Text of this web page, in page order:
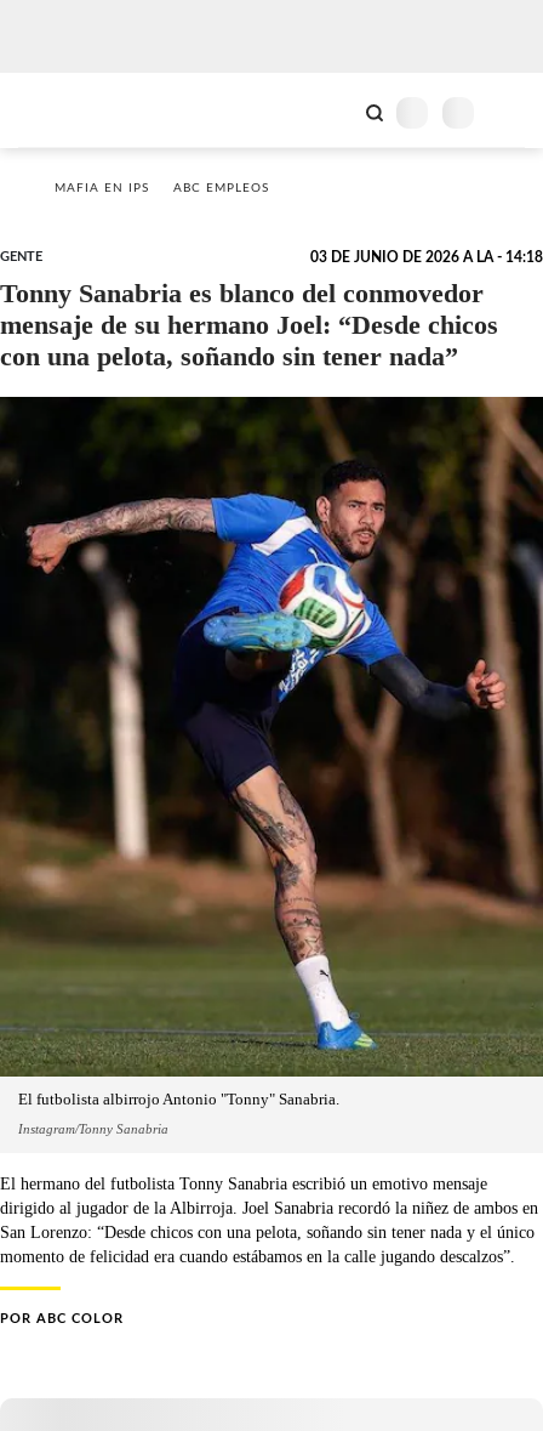
MAFIA EN IPS ABC EMPLEOS
GENTE 03 DE JUNIO DE 2026 A LA - 14:18
Tonny Sanabria es blanco del conmovedor
mensaje de su hermano Joel: “Desde chicos
con una pelota, soñando sin tener nada”
El futbolista albirrojo Antonio "Tonny" Sanabria.
Instagram/Tonny Sanabria
El hermano del futbolista Tonny Sanabria escribió un emotivo mensaje
dirigido al jugador de la Albirroja. Joel Sanabria recordó la niñez de ambos en
San Lorenzo: “Desde chicos con una pelota, soñando sin tener nada y el único
momento de felicidad era cuando estábamos en la calle jugando descalzos”.
POR ABC COLOR